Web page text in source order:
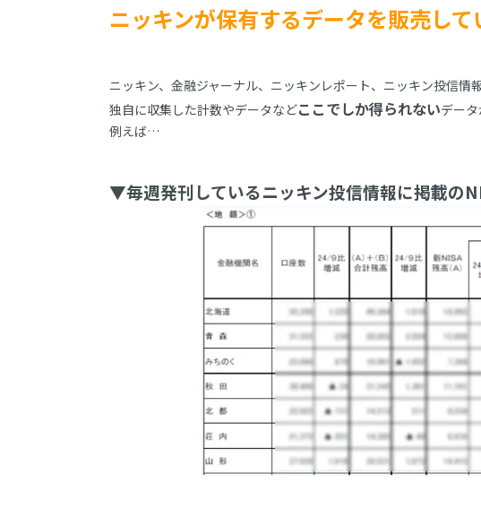
ニッキンが保有するデータを販売して
ニッキン、金融ジャーナル、ニッキンレポート、ニッキン投信情
独自に収集した計数やデータなどここでしか得られないデー
例えば…
▼毎週発刊しているニッキン投信情報に掲載の